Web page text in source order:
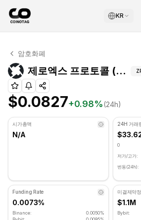
KR
제로엑스 프로토콜 기술적 분석
제로엑스 프로토콜 현재 $0.0827에
암호화폐
제로엑스 프로토콜 (ZRX) 피보나치 레벨
$0.0827+0.98%(24h)
시가총액
N/A
24H 거래
0
저가/고가:
변동(24h):
Funding Rate
0.0073%
Binance:
0.0050%
미결제약정
$1.1M
Bybit: